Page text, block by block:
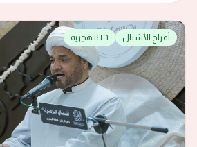
أفراح الأشبال ١٤٤٦ هجرية